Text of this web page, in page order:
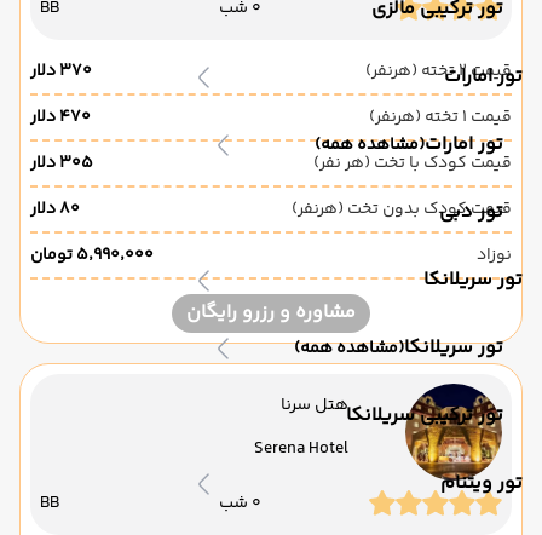
تور ترکیبی مالزی
تور امارات
تور امارات(مشاهده همه)
تور دبی
تور سریلانکا
تور سریلانکا(مشاهده همه)
تور ترکیبی سریلانکا
تور ویتنام
0 شب BB
قیمت 2 تخته (هرنفر)
۳۷۰ دلار
قیمت 1 تخته (هرنفر)
۴۷۰ دلار
قیمت کودک با تخت (هر نفر)
۳۰۵ دلار
قیمت کودک بدون تخت (هرنفر)
۸۰ دلار
نوزاد
۵٬۹۹۰٬۰۰۰ تومان
مشاوره و رزرو رایگان
هتل سرنا
Serena Hotel
0 شب BB